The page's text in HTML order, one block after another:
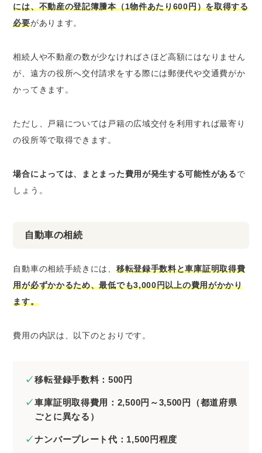
には、不動産の登記簿謄本（1物件あたり600円）を取得する
必要があります。
相続人や不動産の数が少なければさほど高額にはなりません
が、遠方の役所へ交付請求をする際には郵便代や交通費がか
かってきます。
ただし、戸籍については戸籍の広域交付を利用すれば最寄り
の役所等で取得できます。
場合によっては、まとまった費用が発生する可能性があるで
しょう。
自動車の相続
自動車の相続手続きには、 移転登録手数料と車庫証明取得費
用が必ずかかるため、最低でも3,000円以上の費用がかかり
ます。
費用の内訳は、以下のとおりです。
移転登録手数料：500円
車庫証明取得費用：2,500円～3,500円（都道府県
ごとに異なる）
ナンバープレート代：1,500円程度